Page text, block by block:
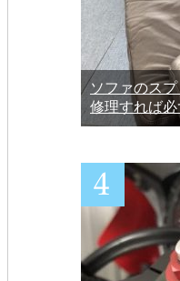
ソファのス
修理すれば